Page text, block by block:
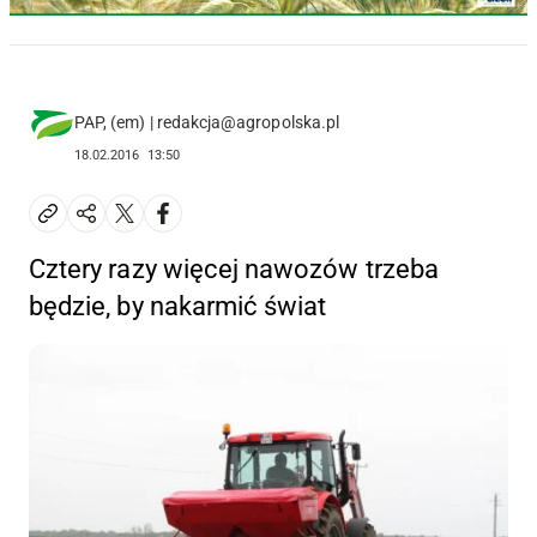
PAP, (em) | redakcja@agropolska.pl
18.02.2016 13:50
Cztery razy więcej nawozów trzeba
będzie, by nakarmić świat